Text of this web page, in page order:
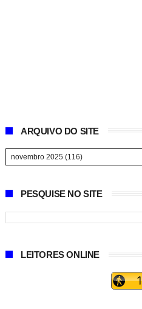
ARQUIVO DO SITE
PESQUISE NO SITE
LEITORES ONLINE